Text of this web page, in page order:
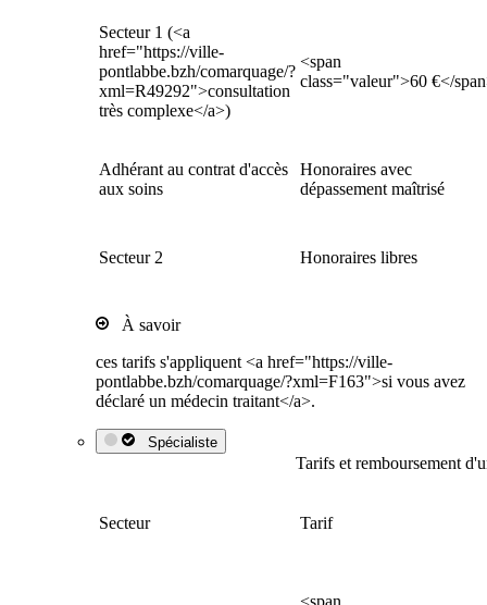
Secteur 1 (<a
href="https://ville-
pontlabbe.bzh/comarquage/?
xml=R49292">consultation
très complexe</a>)
<span
class="valeur">60 €</
Adhérant au contrat d'accès
aux soins
Honoraires avec
dépassement maîtrisé
Secteur 2 Honoraires libres
À savoir
ces tarifs s'appliquent <a href="https://ville-
pontlabbe.bzh/comarquage/?xml=F163">si vous avez
déclaré un médecin traitant</a>.
Spécialiste
Tarifs et remboursement
Secteur Tarif